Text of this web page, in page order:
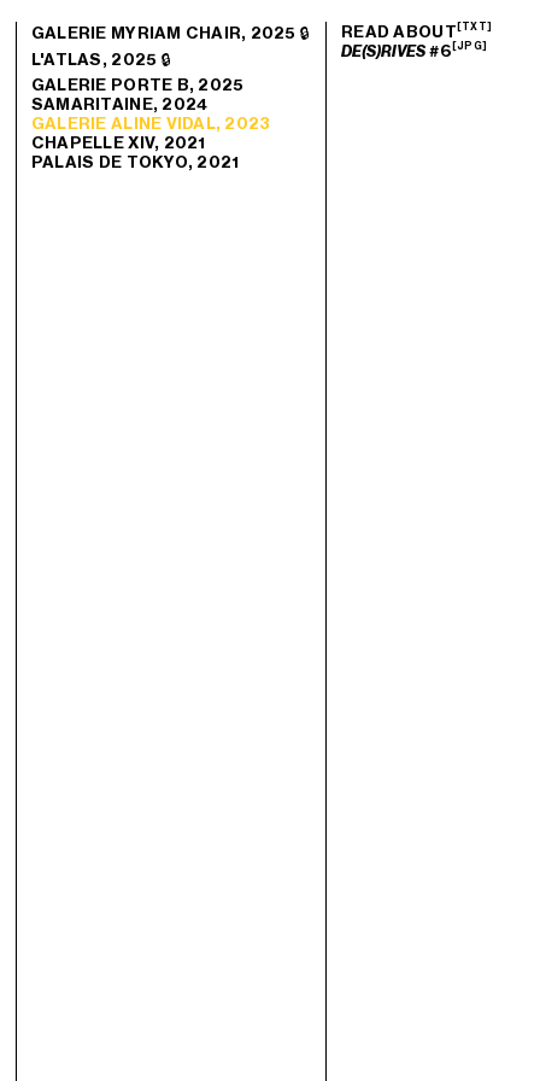
GALERIE MYRIAM CHAIR, 2025 🔒
L'ATLAS, 2025 🔒
GALERIE PORTE B, 2025
SAMARITAINE, 2024
GALERIE ALINE VIDAL, 2023
CHAPELLE XIV, 2021
PALAIS DE TOKYO, 2021
READ ABOUT [TXT]
DE(S)RIVES #6 [JPG]